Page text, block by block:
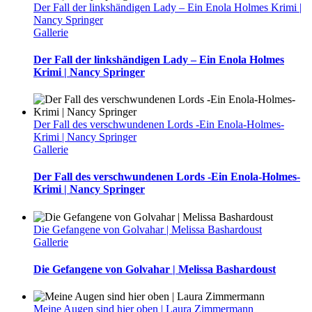
Der Fall der linkshändigen Lady – Ein Enola Holmes Krimi |
Nancy Springer
Gallerie
Der Fall der linkshändigen Lady – Ein Enola Holmes
Krimi | Nancy Springer
Der Fall des verschwundenen Lords -Ein Enola-Holmes-
Krimi | Nancy Springer
Gallerie
Der Fall des verschwundenen Lords -Ein Enola-Holmes-
Krimi | Nancy Springer
Die Gefangene von Golvahar | Melissa Bashardoust
Gallerie
Die Gefangene von Golvahar | Melissa Bashardoust
Meine Augen sind hier oben | Laura Zimmermann